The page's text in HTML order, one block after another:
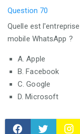
Question 70
Quelle est
mobile WhatsApp ?
A. Apple
B. Facebook
C. Google
D. Microsoft